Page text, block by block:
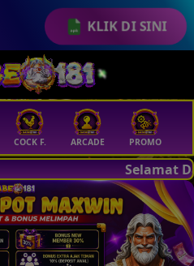
KLIK DI SINI
COCK F. ARCADE PROMO
Selamat Datang Di